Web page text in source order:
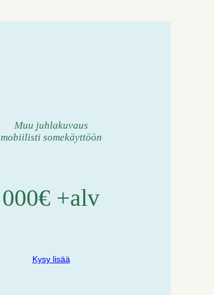
Muu juhlakuvaus
mobiilisti somekäyttöön
000€ +alv
Kysy lisää